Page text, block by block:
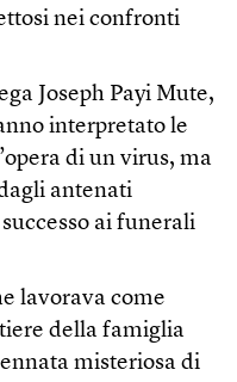
nei confronti
Joseph Payi Mute,
interpretato le
di un virus, ma
antenati
ai funerali
lavorava come
della famiglia
misteriosa di